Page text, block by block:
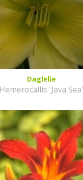
Daglelie
Hemerocallis 'Java Sea'